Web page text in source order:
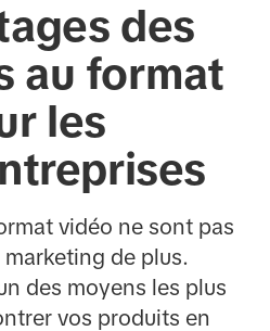
des
au format
les
vidéo ne sont pas
de plus.
des moyens les plus
vos produits en